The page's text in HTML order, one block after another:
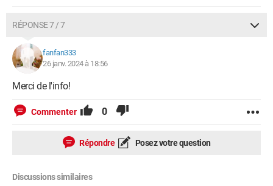
RÉPONSE 7 / 7
fanfan333
26 janv. 2024 à 18:56
Merci de l'info!
Commenter 0
Répondre Posez votre question
Discussions similaires